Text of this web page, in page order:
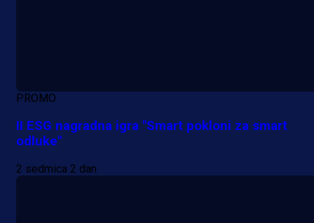
PROMO
II ESG nagradna igra "Smart pokloni za smart
odluke"
2 sedmica 2 dan